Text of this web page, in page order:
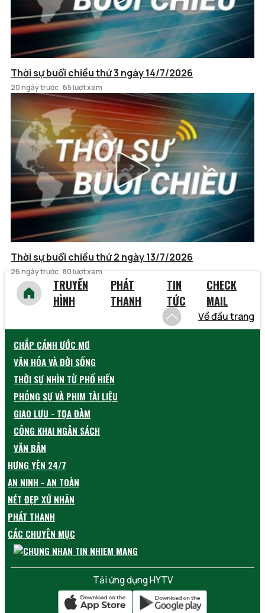
Thời sự buổi chiều thứ 3 ngày 14/7/2026
20 ngày trước 65 lượt xem
Thời sự buổi chiều thứ 2 ngày 13/7/2026
26 ngày trước 80 lượt xem
TRUYỀN
HÌNH
PHÁT
THANH
TIN
TỨC
CHECK
MAIL
Về đầu trang
CHẮP CÁNH ƯỚC MƠ
VĂN HÓA VÀ ĐỜI SỐNG
THỜI SỰ NHÌN TỪ PHỐ HIẾN
PHÓNG SỰ VÀ PHIM TÀI LIỆU
GIAO LƯU - TỌA ĐÀM
CÔNG KHAI NGÂN SÁCH
VĂN BẢN
HƯNG YÊN 24/7
AN NINH - AN TOÀN
NÉT ĐẸP XỨ NHÃN
PHÁT THANH
CÁC CHUYÊN MỤC
Tải ứng dụng HYTV